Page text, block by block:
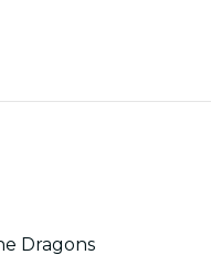
Dragons